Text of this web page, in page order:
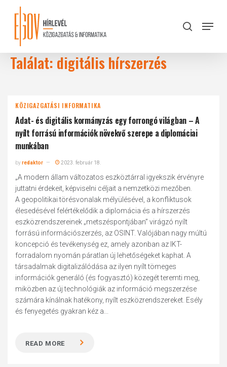
content
search
Menu
Találat: digitális hírszerzés
KÖZIGAZGATÁSI INFORMATIKA
Adat- és digitális kormányzás egy forrongó világban – A
nyílt forrású információk növekvő szerepe a diplomáciai
munkában
byredaktor 2023. február 18.
„A modern állam változatos eszköztárral igyekszik érvényre
juttatni érdekeit, képviselni céljait a nemzetközi mezőben.
A geopolitikai törésvonalak mélyülésével, a konfliktusok
élesedésével felértékelődik a diplomácia és a hírszerzés
eszközrendszereinek „metszéspontjában” virágzó nyílt
forrású információszerzés, az OSINT. Valójában nagy múltú
koncepció és tevékenység ez, amely azonban az IKT-
forradalom nyomán páratlan új lehetőségeket kaphat. A
társadalmak digitalizálódása az ilyen nyílt tömeges
információk generáló (és fogyasztó) közegét teremti meg,
miközben az új technológiák az információ megszerzése
számára kínálnak hatékony, nyílt eszközrendszereket. Esély
és fenyegetés gyakran kéz a...
READ MORE
Close